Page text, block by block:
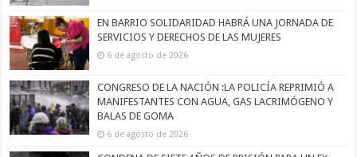
EN BARRIO SOLIDARIDAD HABRÁ UNA JORNADA DE
SERVICIOS Y DERECHOS DE LAS MUJERES
6 de agosto de 2026
CONGRESO DE LA NACIÓN :LA POLICÍA REPRIMIÓ A
MANIFESTANTES CON AGUA, GAS LACRIMÓGENO Y
BALAS DE GOMA
6 de agosto de 2026